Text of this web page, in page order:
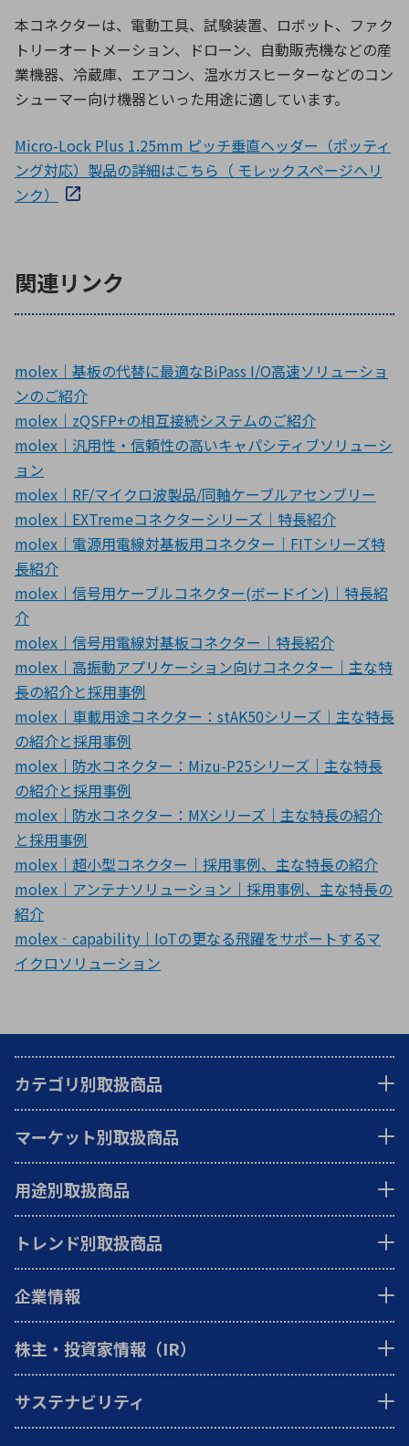
本コネクターは、電動工具、試験装置、ロボット、ファク
トリーオートメーション、ドローン、自動販売機などの産
業機器、冷蔵庫、エアコン、温水ガスヒーターなどのコン
シューマー向け機器といった用途に適しています。
Micro-Lock Plus 1.25mm ピッチ垂直ヘッダー（ポッティ
ング対応）製品の詳細はこちら（ モレックスページへリ
ンク）
関連リンク
molex｜基板の代替に最適なBiPass I/O高速ソリューショ
ンのご紹介
molex｜zQSFP+の相互接続システムのご紹介
molex｜汎用性・信頼性の高いキャパシティブソリューシ
ョン
molex｜RF/マイクロ波製品/同軸ケーブルアセンブリー
molex｜EXTremeコネクターシリーズ｜特長紹介
molex｜電源用電線対基板用コネクター｜FITシリーズ特
長紹介
molex｜信号用ケーブルコネクター(ボードイン)｜特長紹
介
molex｜信号用電線対基板コネクター｜特長紹介
molex｜高振動アプリケーション向けコネクター｜主な特
長の紹介と採用事例
molex｜車載用途コネクター：stAK50シリーズ｜主な特長
の紹介と採用事例
molex｜防水コネクター：Mizu-P25シリーズ｜主な特長
の紹介と採用事例
molex｜防水コネクター：MXシリーズ｜主な特長の紹介
と採用事例
molex｜超小型コネクター｜採用事例、主な特長の紹介
molex｜アンテナソリューション｜採用事例、主な特長の
紹介
molex‐capability｜IoTの更なる飛躍をサポートするマ
イクロソリューション
カテゴリ別取扱商品
マーケット別取扱商品
用途別取扱商品
トレンド別取扱商品
企業情報
株主・投資家情報（IR）
サステナビリティ